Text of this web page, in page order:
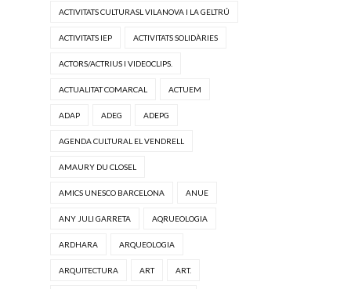
ACTIVITATS CULTURASL VILANOVA I LA GELTRÚ
ACTIVITATS IEP ACTIVITATS SOLIDÀRIES
ACTORS/ACTRIUS I VIDEOCLIPS.
ACTUALITAT COMARCAL ACTUEM
ADAP ADEG ADEPG
AGENDA CULTURAL EL VENDRELL
AMAURY DU CLOSEL
AMICS UNESCO BARCELONA ANUE
ANY JULI GARRETA AQRUEOLOGIA
ARDHARA ARQUEOLOGIA
ARQUITECTURA ART ART.